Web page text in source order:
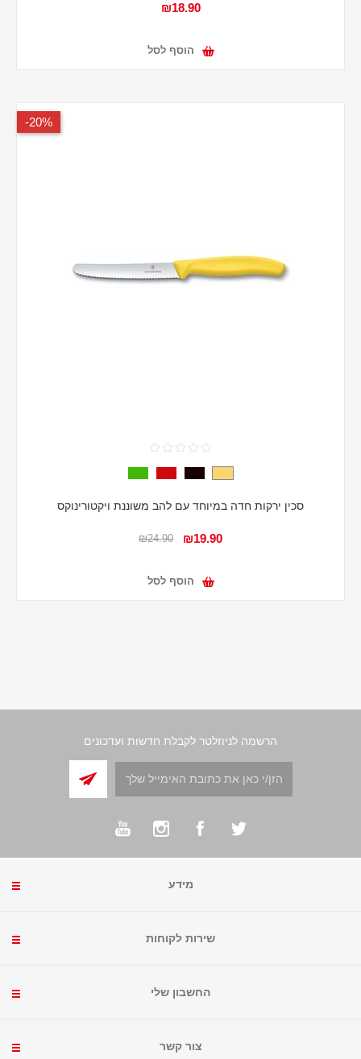
₪18.90
הוסף לסל
20%-
סכין ירקות חדה במיוחד עם להב משוננת ויקטורינוקס
₪19.90
₪24.90
הוסף לסל
הרשמה לניוזלטר לקבלת חדשות ועדכונים
מידע
שירות לקוחות
החשבון שלי
צור קשר